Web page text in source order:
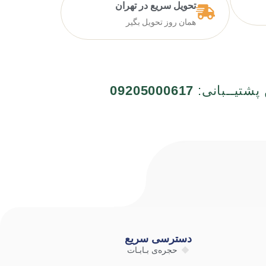
تحویل سریع در تهران
همان روز تحویل بگیر
پشتیــبانی: 09205000617
دسترسی سریع
حجره‌ی بـابـات